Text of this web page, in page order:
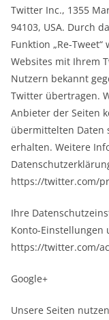
Twitter Inc., 1355
94103, USA. Durch
Funktion „Re-
Websites mit Ihrem
Nutzern bekannt
Twitter übertragen.
Anbieter der Seiten
übermittelten Daten
erhalten. Weitere
https://twitter.com/
Ihre
Konto-Einstellungen
https://twitter.com/
Google+
Unsere Seiten